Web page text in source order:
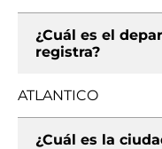
¿Cuál es el
registra?
ATLANTICO
¿Cuál es la